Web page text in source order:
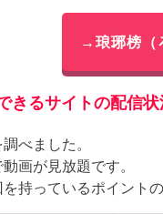
→琅琊榜（
きるサイトの配信
べました。
画が見放題です。
持っているポイント